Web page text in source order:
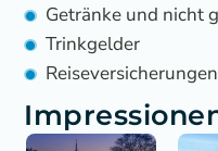
Getränke und nicht
Trinkgelder
Reiseversicherungen